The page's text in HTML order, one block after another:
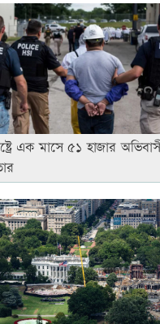
এক মাসে ৫১ হাজার